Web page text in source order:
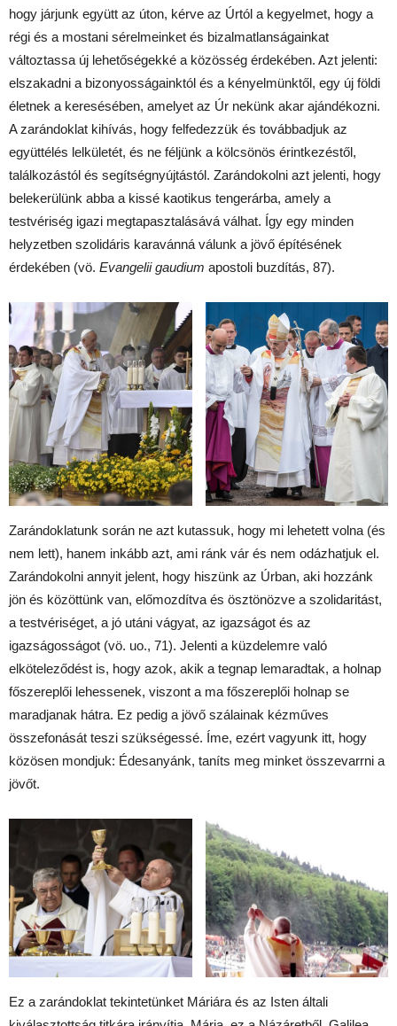
hogy járjunk együtt az úton, kérve az Úrtól a kegyelmet, hogy a
régi és a mostani sérelmeinket és bizalmatlanságainkat
változtassa új lehetőségekké a közösség érdekében. Azt jelenti:
elszakadni a bizonyosságainktól és a kényelmünktől, egy új földi
életnek a keresésében, amelyet az Úr nekünk akar ajándékozni.
A zarándoklat kihívás, hogy felfedezzük és továbbadjuk az
együttélés lelkületét, és ne féljünk a kölcsönös érintkezéstől,
találkozástól és segítségnyújtástól. Zarándokolni azt jelenti, hogy
belekerülünk abba a kissé kaotikus tengerárba, amely a
testvériség igazi megtapasztalásává válhat. Így egy minden
helyzetben szolidáris karavánná válunk a jövő építésének
érdekében (vö. Evangelii gaudium apostoli buzdítás, 87).
Zarándoklatunk során ne azt kutassuk, hogy mi lehetett volna (és
nem lett), hanem inkább azt, ami ránk vár és nem odázhatjuk el.
Zarándokolni annyit jelent, hogy hiszünk az Úrban, aki hozzánk
jön és közöttünk van, előmozdítva és ösztönözve a szolidaritást,
a testvériséget, a jó utáni vágyat, az igazságot és az
igazságosságot (vö. uo., 71). Jelenti a küzdelemre való
elköteleződést is, hogy azok, akik a tegnap lemaradtak, a holnap
főszereplői lehessenek, viszont a ma főszereplői holnap se
maradjanak hátra. Ez pedig a jövő szálainak kézműves
összefonását teszi szükségessé. Íme, ezért vagyunk itt, hogy
közösen mondjuk: Édesanyánk, taníts meg minket összevarrni a
jövőt.
Ez a zarándoklat tekintetünket Máriára és az Isten általi